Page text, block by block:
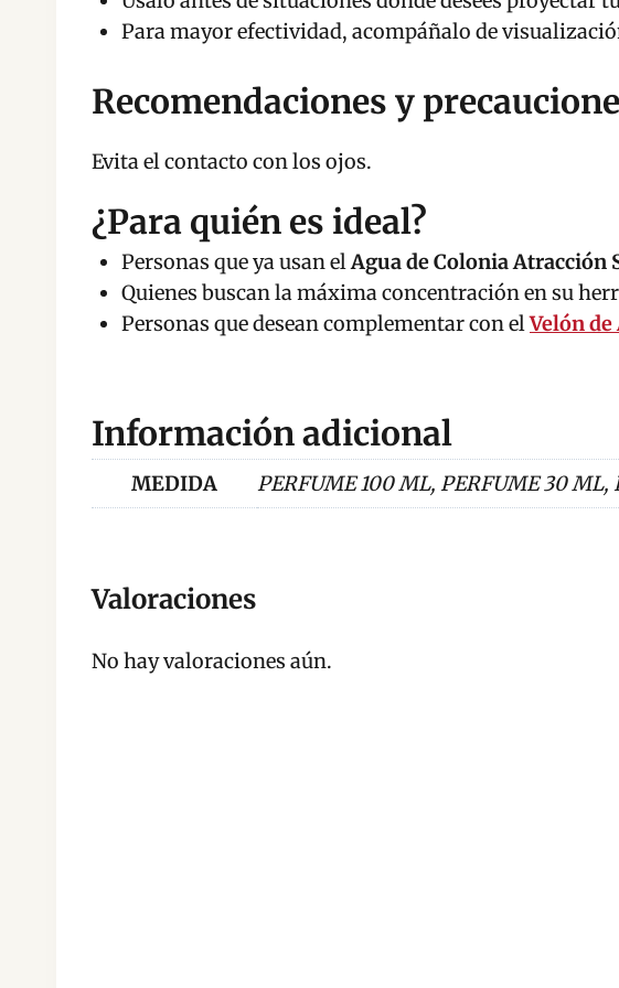
Para mayor efectividad, acompáñalo de
Recomendaciones y
Evita el contacto con los ojos.
¿Para quién es ideal?
Personas que ya usan elAgua de Colonia Atracción
Quienes buscan la máxima concentración en su
Personas que desean complementar con elVelón
Información adicional
MEDIDA PERFUME 100 ML, PERFUME 30 ML,
Valoraciones
No hay valoraciones aún.